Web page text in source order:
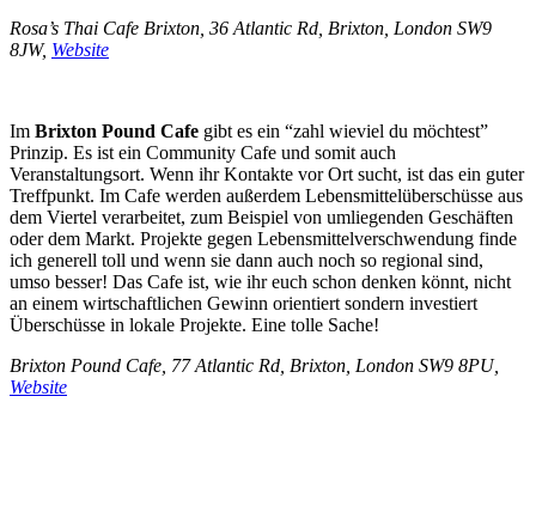
Rosa’s Thai Cafe Brixton, 36 Atlantic Rd, Brixton, London SW9
8JW, Website
Im Brixton Pound Cafe gibt es ein “zahl wieviel du möchtest”
Prinzip. Es ist ein Community Cafe und somit auch
Veranstaltungsort. Wenn ihr Kontakte vor Ort sucht, ist das ein guter
Treffpunkt. Im Cafe werden außerdem Lebensmittelüberschüsse aus
dem Viertel verarbeitet, zum Beispiel von umliegenden Geschäften
oder dem Markt. Projekte gegen Lebensmittelverschwendung finde
ich generell toll und wenn sie dann auch noch so regional sind,
umso besser! Das Cafe ist, wie ihr euch schon denken könnt, nicht
an einem wirtschaftlichen Gewinn orientiert sondern investiert
Überschüsse in lokale Projekte. Eine tolle Sache!
Brixton Pound Cafe, 77 Atlantic Rd, Brixton, London SW9 8PU,
Website